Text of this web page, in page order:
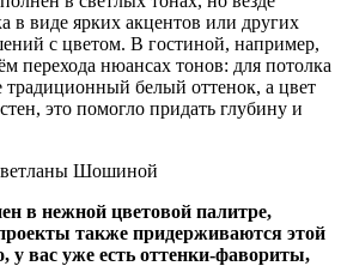
в виде ярких акцентов или других
с цветом. В гостиной, например,
перехода нюансах тонов: для потолка
традиционный белый оттенок, а цвет
это помогло придать глубину и
в нежной цветовой палитре,
также придерживаются этой
у вас уже есть оттенки-фавориты,